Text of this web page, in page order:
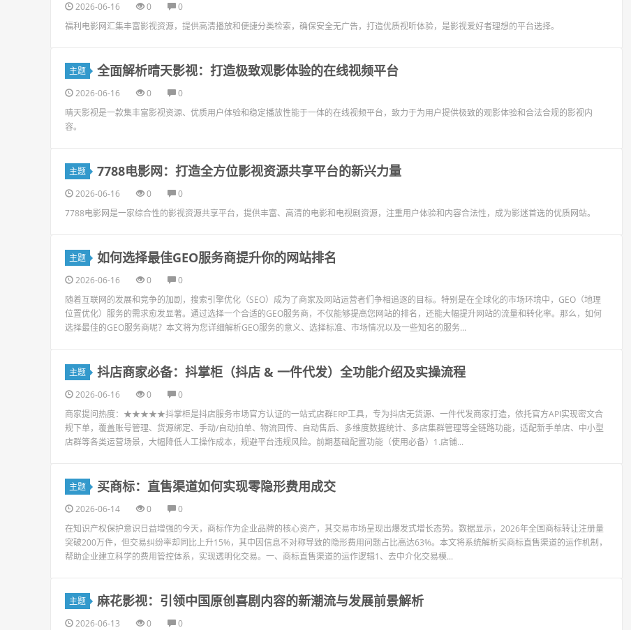
2026-06-16 0
0
福利电影网汇集丰富影视资源，提供高清播放和便捷分类检索，确保安全无广告，打造优质视听体验，是影视爱好者理想的平台选择。
主题 全面解析晴天影视：打造极致观影体验的在线视频平台
2026-06-16 0
0
晴天影视是一款集丰富影视资源、优质用户体验和稳定播放性能于一体的在线视频平台，致力于为用户提供极致的观影体验和合法合规的影视内
容。
主题 7788电影网：打造全方位影视资源共享平台的新兴力量
2026-06-16 0
0
7788电影网是一家综合性的影视资源共享平台，提供丰富、高清的电影和电视剧资源，注重用户体验和内容合法性，成为影迷首选的优质网站。
主题 如何选择最佳GEO服务商提升你的网站排名
2026-06-16 0
0
随着互联网的发展和竞争的加剧，搜索引擎优化（SEO）成为了商家及网站运营者们争相追逐的目标。特别是在全球化的市场环境中，GEO（地理
位置优化）服务的需求愈发显著。通过选择一个合适的GEO服务商，不仅能够提高您网站的排名，还能大幅提升网站的流量和转化率。那么，如何
选择最佳的GEO服务商呢？本文将为您详细解析GEO服务的意义、选择标准、市场情况以及一些知名的服务...
主题 抖店商家必备：抖掌柜（抖店 & 一件代发）全功能介绍及实操流程
2026-06-16 0
0
商家提问热度：★★★★★抖掌柜是抖店服务市场官方认证的一站式店群ERP工具，专为抖店无货源、一件代发商家打造，依托官方API实现密文合
规下单，覆盖账号管理、货源绑定、手动/自动拍单、物流回传、自动售后、多维度数据统计、多店集群管理等全链路功能，适配新手单店、中小型
店群等各类运营场景，大幅降低人工操作成本，规避平台违规风险。前期基础配置功能（使用必备）1.店铺...
主题 买商标：直售渠道如何实现零隐形费用成交
2026-06-14 0
0
在知识产权保护意识日益增强的今天，商标作为企业品牌的核心资产，其交易市场呈现出爆发式增长态势。数据显示，2026年全国商标转让注册量
突破200万件，但交易纠纷率却同比上升15%，其中因信息不对称导致的隐形费用问题占比高达63%。本文将系统解析买商标直售渠道的运作机制，
帮助企业建立科学的费用管控体系，实现透明化交易。一、商标直售渠道的运作逻辑1、去中介化交易模...
主题 麻花影视：引领中国原创喜剧内容的新潮流与发展前景解析
2026-06-13 0
0